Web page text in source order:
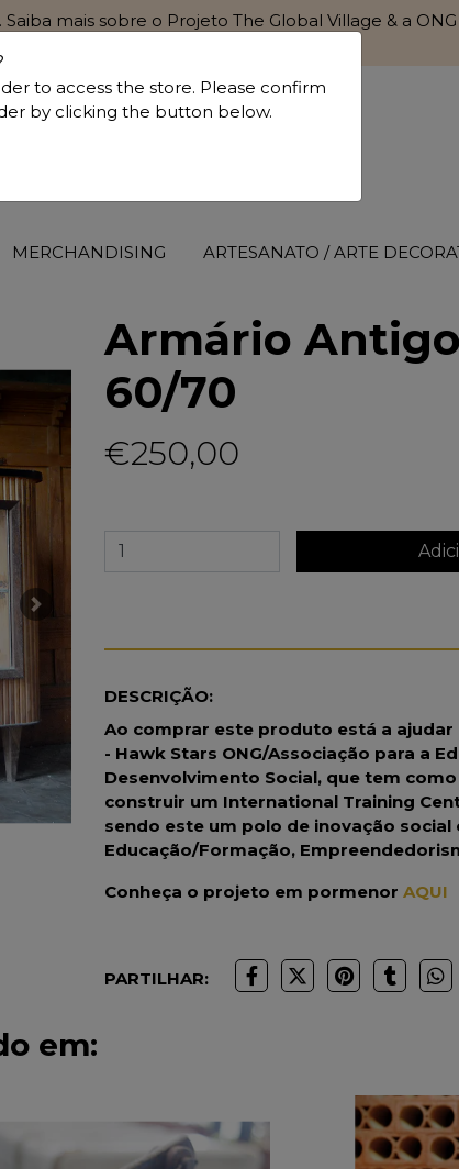
mais sobre o Projeto The Global Village & a
MERCHANDISING ARTESANATO / ARTE
Next
Armário
60/70
€250,00
DESCRIÇÃO:
Ao comprar este produto está a ajudar
- Hawk Stars ONG/Associação para a
Desenvolvimento Social, que tem
construir um International Training
sendo este um polo de inovação social
Educação/Formação,
Conheça o projeto em pormenor AQUI
PARTILHAR:
em:
to access the store. Please confirm
by clicking the button below.